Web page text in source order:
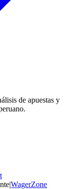
de apuestas y
|WagerZone